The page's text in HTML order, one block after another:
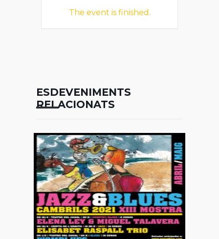
The event is finished.
ESDEVENIMENTS
RELACIONATS